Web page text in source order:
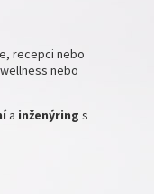
recepci nebo
nebo
a inženýring s